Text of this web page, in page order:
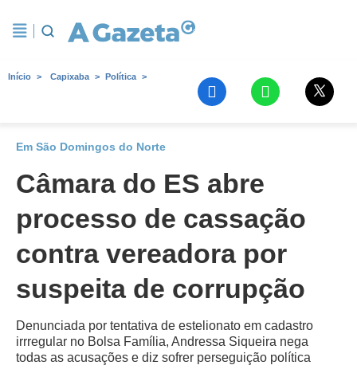
Início Capixaba Política
Em São Domingos do Norte
Câmara do ES abre
processo de cassação
contra vereadora por
suspeita de corrupção
Denunciada por tentativa de estelionato em cadastro
irrregular no Bolsa Família, Andressa Siqueira nega
todas as acusações e diz sofrer perseguição política